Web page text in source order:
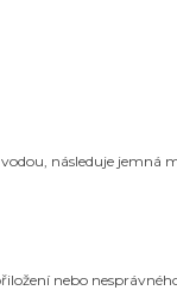
následuje
nebo